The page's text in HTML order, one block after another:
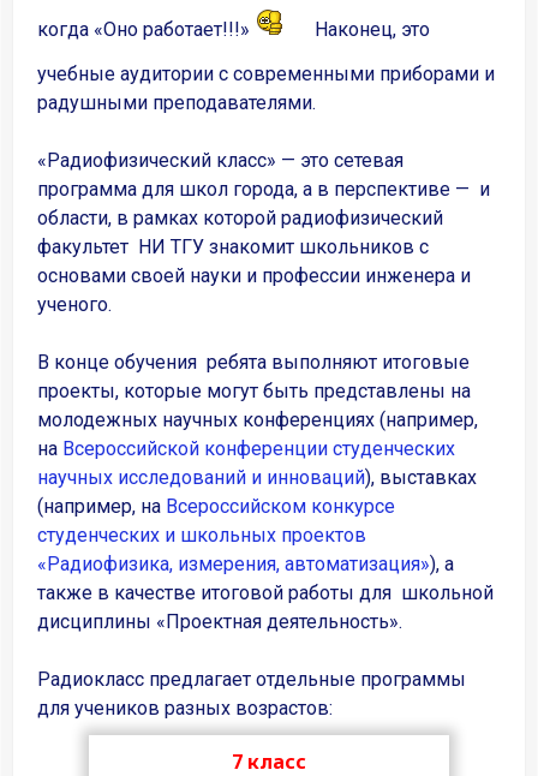
когда «Оно работает!!!»
Наконец, это
учебные аудитории с современными приборами и
радушными преподавателями.
«Радиофизический класс» — это сетевая
программа для школ города, а в перспективе — и
области, в рамках которой радиофизический
факультет НИ ТГУ знакомит школьников с
основами своей науки и профессии инженера и
ученого.
В конце обучения ребята выполняют итоговые
проекты, которые могут быть представлены на
молодежных научных конференциях (например,
на Всероссийской конференции студенческих
научных исследований и инноваций), выставках
(например, на Всероссийском конкурсе
студенческих и школьных проектов
«Радиофизика, измерения, автоматизация»), а
также в качестве итоговой работы для школьной
дисциплины «Проектная деятельность».
Радиокласс предлагает отдельные программы
для учеников разных возрастов:
7 класс